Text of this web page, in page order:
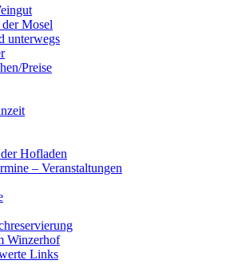
Mosel
unterwegs
Preise
Hofladen
– Veranstaltungen
Winzerhof
Links